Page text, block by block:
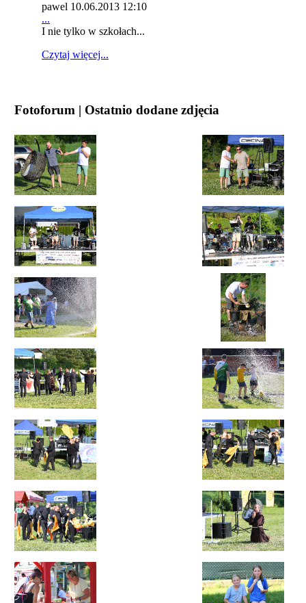
pawel 10.06.2013 12:10
...
I nie tylko w szkołach...
Czytaj więcej...
Fotoforum | Ostatnio dodane zdjęcia